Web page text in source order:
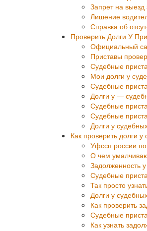
Запрет на выезд
Лишение
Справка об
Проверить Долги У
Официальный
Приставы
Судебные
Мои долги у
Судебные
Долги у —
Судебные
Судебные
Долги у
Как проверить долги
Уфссп россии
О чем
Задолженность
Судебные
Так просто
Долги у
Как проверить
Судебные
Как узнать